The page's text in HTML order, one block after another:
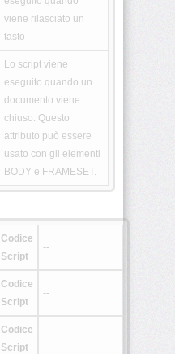
viene rilasciato un
tasto
Lo script viene
eseguito quando un
documento viene
chiuso. Questo
attributo può essere
usato con gli elementi
BODY e FRAMESET.
Codice
Script
--
Codice
Script
--
Codice
Script
--